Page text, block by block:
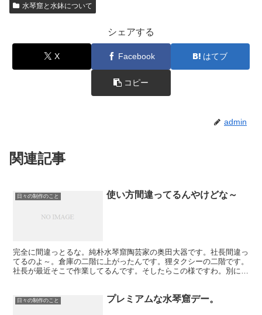
水琴窟と水鉢について
シェアする
X Facebook はてブ
コピー
admin
関連記事
日々の制作のこと 使い方間違ってるんやけどな～
完全に間違っとるな。純朴水琴窟陶芸家の奥田大器です。社長間違っ
てるのよ～。倉庫の二階に上がったんです。狸タクシーの二階です。
社長が最近そこで作業してるんです。そしたらこの様ですわ。別に内
日々の制作のこと プレミアムな水琴窟デー。